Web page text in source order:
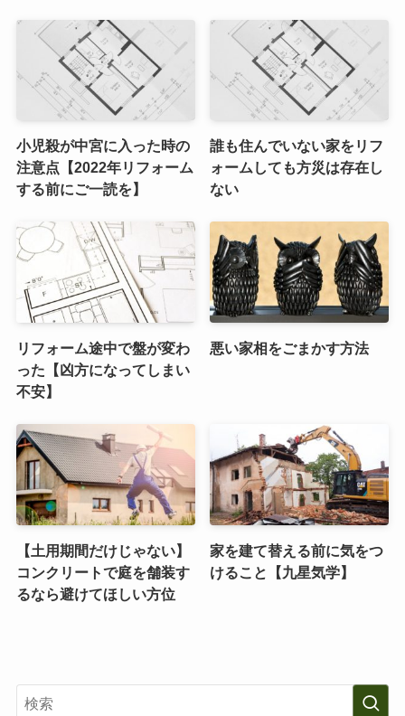
小児殺が中宮に入った時の
注意点【2022年リフォーム
する前にご一読を】
誰も住んでいない家をリフ
ォームしても方災は存在し
ない
リフォーム途中で盤が変わ
った【凶方になってしまい
不安】
悪い家相をごまかす方法
【土用期間だけじゃない】
コンクリートで庭を舗装す
るなら避けてほしい方位
家を建て替える前に気をつ
けること【九星気学】